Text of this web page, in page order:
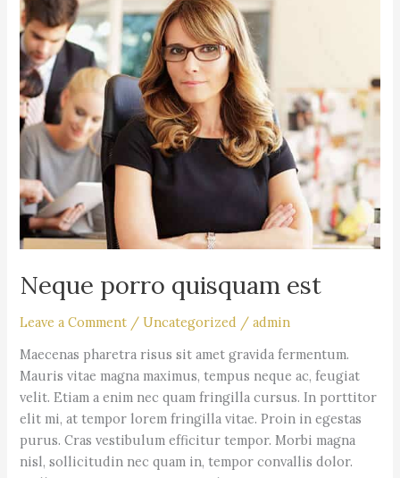
Neque porro quisquam est
Leave a Comment /Uncategorized /admin
Maecenas pharetra risus sit amet gravida fermentum.
Mauris vitae magna maximus, tempus neque ac, feugiat
velit. Etiam a enim nec quam fringilla cursus. In porttitor
elit mi, at tempor lorem fringilla vitae. Proin in egestas
purus. Cras vestibulum efficitur tempor. Morbi magna
nisl, sollicitudin nec quam in, tempor convallis dolor.
quisquam
est